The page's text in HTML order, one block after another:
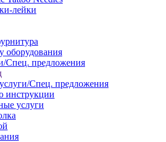
лейки
оборудования
Спец. предложения
Спец. предложения
инструкции
услуги